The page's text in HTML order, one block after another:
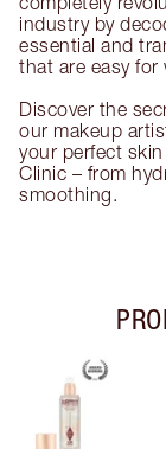
industry by
essential and
that are easy for
Discover the
our makeup
your perfect
Clinic – from
smoothing.